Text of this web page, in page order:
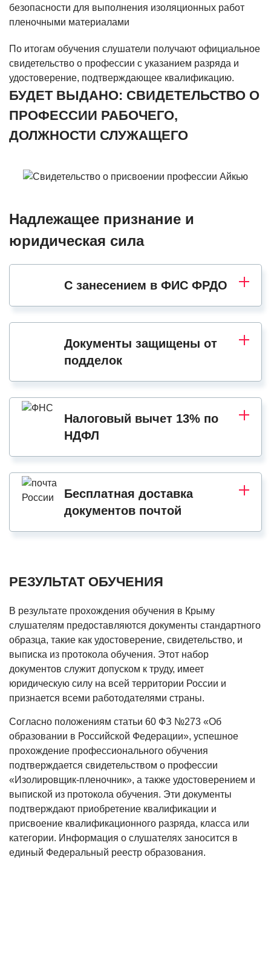
безопасности для выполнения изоляционных работ
пленочными материалами
По итогам обучения слушатели получают официальное
свидетельство о профессии с указанием разряда и
удостоверение, подтверждающее квалификацию.
БУДЕТ ВЫДАНО: СВИДЕТЕЛЬСТВО О
ПРОФЕССИИ РАБОЧЕГО,
ДОЛЖНОСТИ СЛУЖАЩЕГО
Надлежащее признание и
юридическая сила
С занесением в ФИС ФРДО
Документы защищены от
подделок
Налоговый вычет 13% по
НДФЛ
Бесплатная доставка
документов почтой
РЕЗУЛЬТАТ ОБУЧЕНИЯ
В результате прохождения обучения в Крыму
слушателям предоставляются документы стандартного
образца, такие как удостоверение, свидетельство, и
выписка из протокола обучения. Этот набор
документов служит допуском к труду, имеет
юридическую силу на всей территории России и
признается всеми работодателями страны.
Согласно положениям статьи 60 ФЗ №273 «Об
образовании в Российской Федерации», успешное
прохождение профессионального обучения
подтверждается свидетельством о профессии
«Изолировщик-пленочник», а также удостоверением и
выпиской из протокола обучения. Эти документы
подтверждают приобретение квалификации и
присвоение квалификационного разряда, класса или
категории. Информация о слушателях заносится в
единый Федеральный реестр образования.